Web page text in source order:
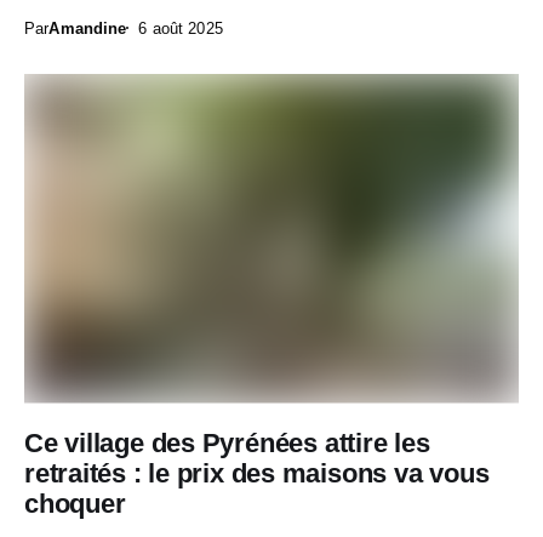
ParAmandine 6 août 2025
Ce village des Pyrénées attire les
retraités : le prix des maisons va vous
choquer